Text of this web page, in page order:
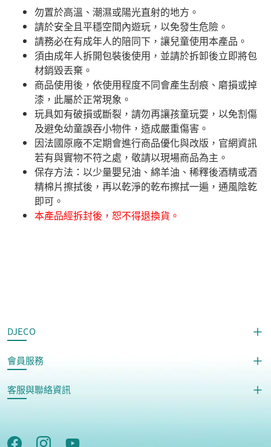
勿置於高溫、潮濕或陽光直射的地方。
請於安全且平穩空間內遊玩，以免發生危險。​
請務必在有成年人的陪同下，讓兒童使用本產品。
須由成年人拆開包裝後使用，並請於拆卸後立即將包
材銷毀丟棄。
商品使用後，依使用程度不同會產生刮痕、磨損或掉
漆，此屬於正常現象。
玩具如有破損或斷裂，請勿再讓孩童玩耍，以免割傷
及避免幼童誤吞小物件，造成嚴重傷害。
因法國原廠不定期會進行商品優化與改版，官網資訊
若有與實物不符之處，敬請以現場商品為主。
​保存方法：以少量嬰兒油、綿羊油、稀釋後酒精或酒
精棉片擦拭後，再以乾淨的乾布擦拭一遍，通風陰乾
即可。
本產品經拆封後，恕不得退換貨。
DJECO
會員服務
客服與聯絡資訊